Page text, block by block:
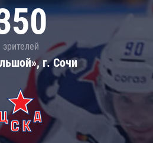
зрителей
г. Сочи